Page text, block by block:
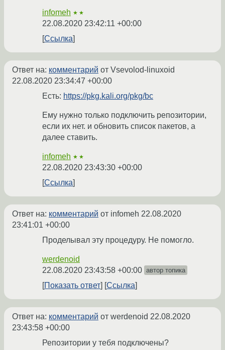
infomeh ★★
22.08.2020 23:42:11 +00:00
Ссылка
Ответ на: комментарий от Vsevolod-linuxoid
22.08.2020 23:34:47 +00:00
Есть: https://pkg.kali.org/pkg/bc
Ему нужно только подключить репозитории,
если их нет. и обновить список пакетов, а
далее ставить.
infomeh ★★
22.08.2020 23:43:30 +00:00
Ссылка
Ответ на: комментарий от infomeh 22.08.2020
23:41:01 +00:00
Проделывал эту процедуру. Не помогло.
werdenoid
22.08.2020 23:43:58 +00:00 автор топика
Показать ответ Ссылка
Ответ на: комментарий от werdenoid 22.08.2020
23:43:58 +00:00
Репозитории у тебя подключены?